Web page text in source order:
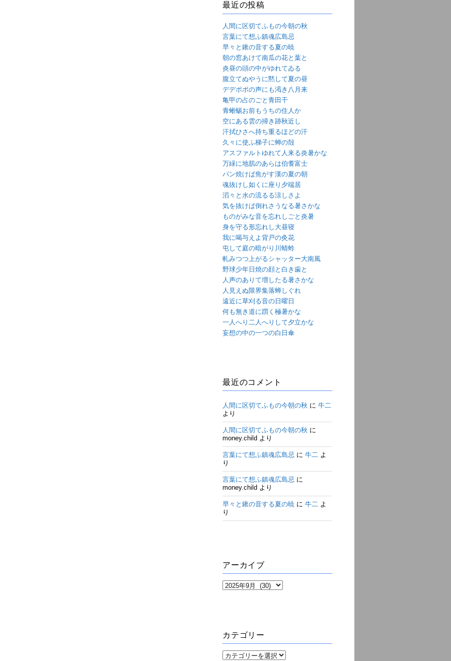
最近の投稿
人間に区切てふもの今朝の秋
言葉にて想ふ鎮魂広島忌
早々と鍬の音する夏の暁
朝の窓あけて南瓜の花と葉と
炎昼の頭の中がゆれてゐる
腹立てぬやうに黙して夏の昼
デデポポの声にも渇き八月来
亀甲の占のごと青田干
青蜥蜴お前もうちの住人か
空にある雲の掃き跡秋近し
汗拭ひさへ持ち重るほどの汗
久々に使ふ梯子に蝉の殻
アスファルトゆれて人来る炎暑かな
万緑に地肌のあらは伯耆富士
パン焼けば焦がす漢の夏の朝
魂抜けし如くに座り夕端居
滔々と水の流るる涼しさよ
気を抜けば倒れさうなる暑さかな
ものがみな音を忘れしごと炎暑
身を守る形忘れし大昼寝
我に喝与えよ背戸の灸花
屯して庭の暗がり川蜻蛉
軋みつつ上がるシャッター大南風
野球少年日焼の顔と白き歯と
人声のありて増したる暑さかな
人見えぬ限界集落蝉しぐれ
遠近に草刈る音の日曜日
何も無き道に躓く極暑かな
一人へり二人へりして夕立かな
妄想の中の一つの白日傘
最近のコメント
人間に区切てふもの今朝の秋 に牛二
より
人間に区切てふもの今朝の秋 に
money.child より
言葉にて想ふ鎮魂広島忌 に牛二 よ
り
言葉にて想ふ鎮魂広島忌 に
money.child より
早々と鍬の音する夏の暁 に牛二 よ
り
アーカイブ
ア
カテゴリー
カ